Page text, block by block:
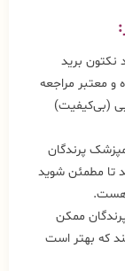
نکتون برید
و معتبر مراجعه
(بی‌کیفیت)
پرندگان
تا مطمئن شوید
هست.
ممکن
که بهتر است